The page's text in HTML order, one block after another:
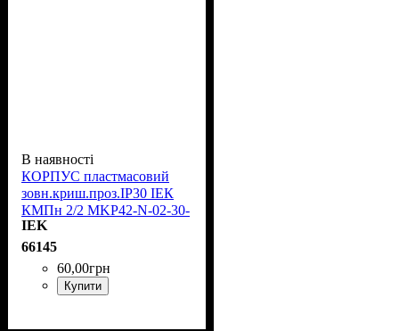
В наявності
КОРПУС пластмасовий
зовн.криш.проз.IP30 ІЕК
КМПн 2/2 MKP42-N-02-30-
20
IEK
66145
60,00грн
Купити